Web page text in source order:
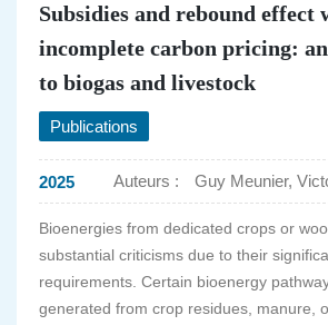
Subsidies and rebound effect
incomplete carbon pricing:
to biogas and livestock
Publications
2025 Auteurs : Guy Meunier,
Bioenergies from dedicated crops or
substantial criticisms due to their
requirements. Certain bioenergy
generated from crop residues, manure,